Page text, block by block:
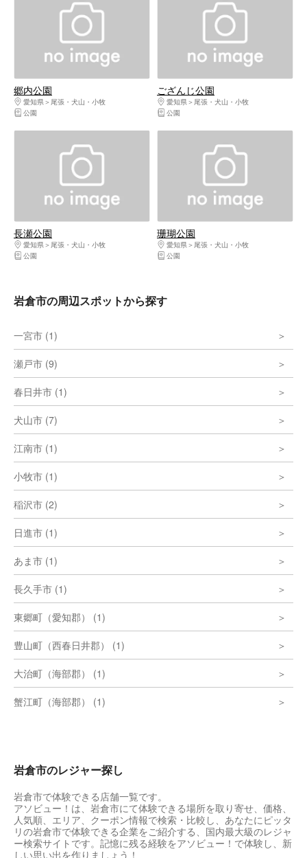
郷内公園
愛知県
尾張・犬山・小牧
公園
ござんじ公園
愛知県
尾張・犬山・小牧
公園
長瀬公園
愛知県
尾張・犬山・小牧
公園
珊瑚公園
愛知県
尾張・犬山・小牧
公園
岩倉市の周辺スポットから探す
一宮市 (1)
瀬戸市 (9)
春日井市 (1)
犬山市 (7)
江南市 (1)
小牧市 (1)
稲沢市 (2)
日進市 (1)
あま市 (1)
長久手市 (1)
東郷町（愛知郡） (1)
豊山町（西春日井郡） (1)
大治町（海部郡） (1)
蟹江町（海部郡） (1)
岩倉市のレジャー探し
岩倉市で体験できる店舗一覧です。
アソビュー！は、岩倉市にて体験できる場所を取り寄せ、価格、
人気順、エリア、クーポン情報で検索・比較し、あなたにピッタ
リの岩倉市で体験できる企業をご紹介する、国内最大級のレジャ
ー検索サイトです。記憶に残る経験をアソビュー！で体験し、新
しい思い出を作りましょう！